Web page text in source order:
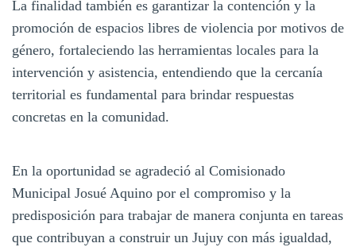
La finalidad también es garantizar la contención y la
promoción de espacios libres de violencia por motivos de
género, fortaleciendo las herramientas locales para la
intervención y asistencia, entendiendo que la cercanía
territorial es fundamental para brindar respuestas
concretas en la comunidad.
En la oportunidad se agradeció al Comisionado
Municipal Josué Aquino por el compromiso y la
predisposición para trabajar de manera conjunta en tareas
que contribuyan a construir un Jujuy con más igualdad,